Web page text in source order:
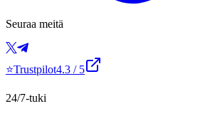
Seuraa meitä
⭐Trustpilot4.3 / 5
24/7-tuki